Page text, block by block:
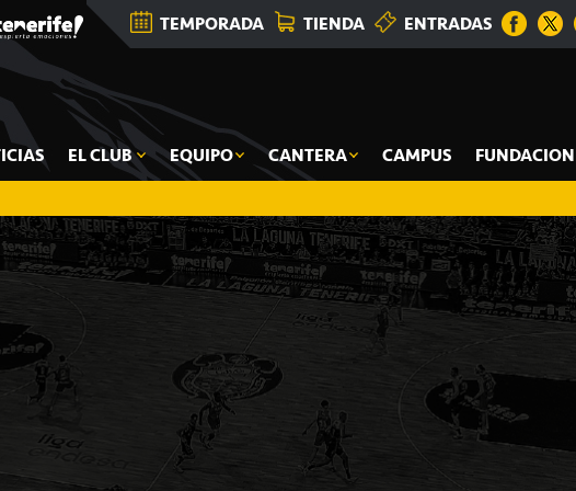
TEMPORADA TIENDA ENTRADAS
EL CLUB EQUIPO CANTERA CAMPUS FUNDACION